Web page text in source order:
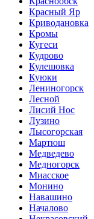
Красный Яр
Криводановка
Кромы
Кугеси
Кудрово
Кулешовка
Куюки
Лениногорск
Лесной
Лисий Нос
Лузино
Лысогорская
Мартюш
Медведево
Медногорск
Миасское
Монино
Навашино
Началово